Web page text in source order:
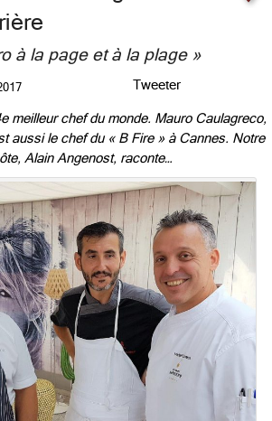
à la page et à la plage »
Tweeter
meilleur chef du monde. Mauro Caulagreco,
aussi le chef du « B Fire » à Cannes. Notre
Alain Angenost, raconte…